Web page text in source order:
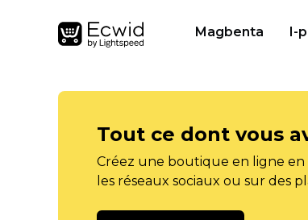
Magbenta I-
Tout ce dont vous
Créez une boutique en ligne
les réseaux sociaux ou sur des